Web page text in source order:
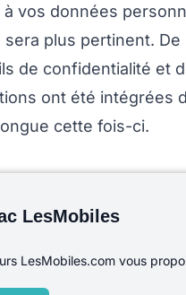
vos données
plus pertinent.
de confidentialité et
ont été
cette fois-ci.
LesMobiles
LesMobiles.com vous